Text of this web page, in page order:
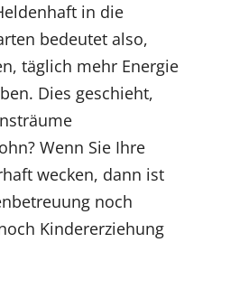
in die
bedeutet also,
täglich mehr Energie
Dies geschieht,
Wenn Sie Ihre
wecken, dann ist
noch
Kindererziehung